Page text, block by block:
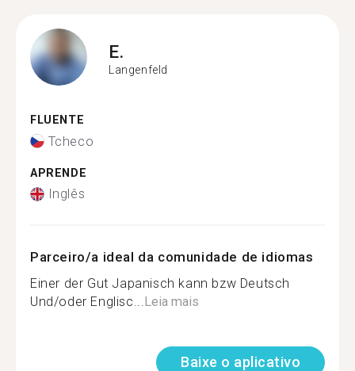
E.
Langenfeld
FLUENTE
Tcheco
APRENDE
Inglês
Parceiro/a ideal da comunidade de idiomas
Einer der Gut Japanisch kann bzw Deutsch
Und/oder Englisc...Leia mais
Baixe o aplicativo